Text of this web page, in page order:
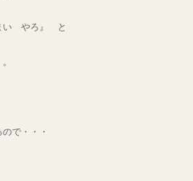
い やろ』 と
で・・・